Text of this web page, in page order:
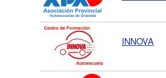
INNOVA